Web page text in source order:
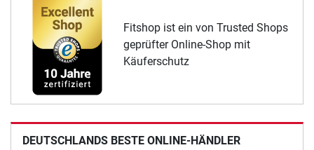
Fitshop ist ein von Trusted Shops
geprüfter Online-Shop mit
Käuferschutz
DEUTSCHLANDS BESTE ONLINE-HÄNDLER